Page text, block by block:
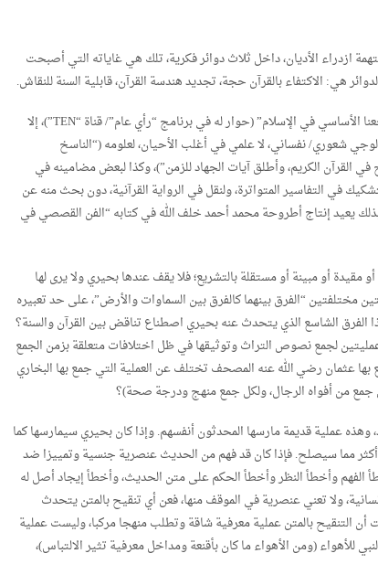
ازدراء الأديان، داخل ثلاث دوائر فكرية، تلك هي غاياته التي أصبحت
هي: الاكتفاء بالقرآن حجة، تجديد هندسة القرآن، قابلية السنة للنقاش.
صحيح أن إسلام بحيري ينطلق من مقولة “القرآن مرجعنا الأساسي في الإسلام” (حوار له في برنامج “رأي عام”/ قناة “TEN”)، إلا
شعوري/ نفساني، لا علمي في أغلب الأحيان، لعلومه (“الناسخ
القرآن الكريم، وأطلق آيات الجهاد للزمن”)، وكذا لبعض مضامينه في
في التفاسير المتواترة، ولنقل في الرواية القرآنية، دون بحث منه عن
بذلك يعيد إنتاج أطروحة محمد أحمد خلف الله في كتابه “الفن القصصي في
أو مبينة أو مستقلة بالتشريع؛ فلا يقف عندها بحيري ولا يرى لها
مختلفتين “الفرق بينهما كالفرق بين السماوات والأرض”، على حد تعبيره
الفرق الشاسع الذي يتحدث عنه بحيري اصطناع تناقض بين القرآن والسنة؟
لجمع نصوص التراث وتوثيقها في ظل اختلافات متعلقة بزمن الجمع
عثمان رضي الله عنه المصحف تختلف عن العملية التي جمع بها البخاري
من أفواه الرجال، ولكل جمع منهج ودرجة صحة)؟
عملية قديمة مارسها المحدثون أنفسهم. وإذا كان بحيري سيمارسها كما
مما سيصلح. فإذا كان قد فهم من الحديث عنصرية جنسية وتمييزا ضد
الفهم وأخطأ النظر وأخطأ الحكم على متن الحديث، وأخطأ إيجاد أصل له
ولا تعني عنصرية في الموقف منها، فعن أي تنقيح بالمتن يتحدث
التنقيح بالمتن عملية معرفية شاقة وتطلب منهجا مركبا، وليست عملية
للأهواء (ومن الأهواء ما كان بأقنعة ومداخل معرفية تثير الالتباس)،